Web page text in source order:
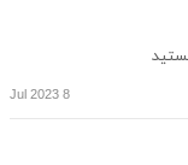
8 Jul 2023